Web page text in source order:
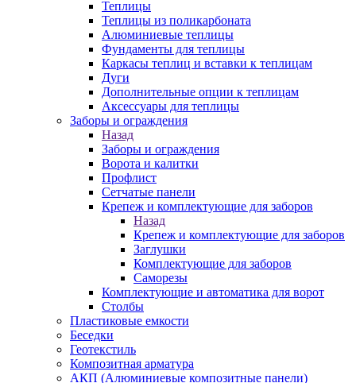
Теплицы
Теплицы из поликарбоната
Алюминиевые теплицы
Фундаменты для теплицы
Каркасы теплиц и вставки к теплицам
Дуги
Дополнительные опции к теплицам
Аксессуары для теплицы
Заборы и ограждения
Назад
Заборы и ограждения
Ворота и калитки
Профлист
Сетчатые панели
Крепеж и комплектующие для заборов
Назад
Крепеж и комплектующие для заборов
Заглушки
Комплектующие для заборов
Саморезы
Комплектующие и автоматика для ворот
Столбы
Пластиковые емкости
Беседки
Геотекстиль
Композитная арматура
АКП (Алюминиевые композитные панели)